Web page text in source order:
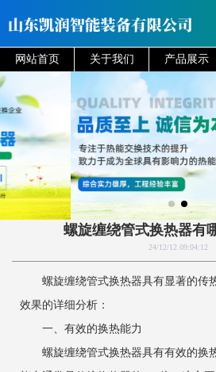
网站首页 关于我们 产品展示
螺旋缠绕管式换热器有
24/12/12 09:04:12
螺旋缠绕管式换热器具有显著的传
效果的详细分析：
一、有效的换热能力
螺旋缠绕管式换热器具有有效的换